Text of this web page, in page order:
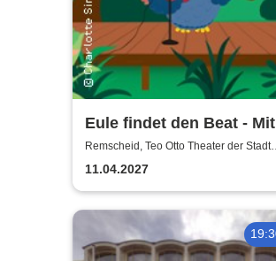
Eule findet den Beat - Mit
Gefühl
Remscheid, Teo Otto Theater der Stadt
Remscheid
11.04.2027